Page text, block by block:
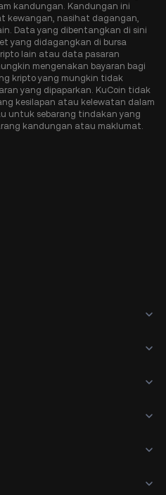
kandungan. Kandungan ini
kewangan, nasihat dagangan,
Data yang dibentangkan di sini
yang didagangkan di bursa
lain atau data pasaran
mengenakan bayaran bagi
kripto yang mungkin tidak
yang dipaparkan. KuCoin tidak
kesilapan atau kelewatan dalam
untuk sebarang tindakan yang
kandungan atau maklumat.